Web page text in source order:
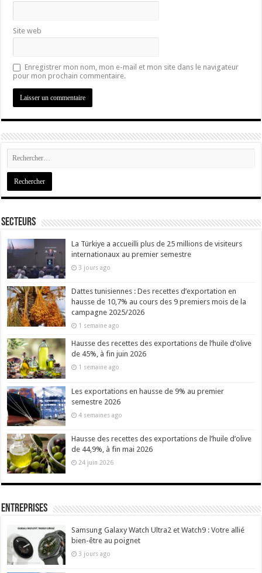
Site web
Enregistrer mon nom, mon e-mail et mon site dans le navigateur
pour mon prochain commentaire.
Secteurs
La Türkiye a accueilli plus de 25 millions de visiteurs
internationaux au premier semestre
3 jours ago
Dattes tunisiennes : Des recettes d’exportation en
hausse de 10,7% au cours des 9 premiers mois de la
campagne 2025/2026
1 semaine ago
Hausse des recettes des exportations de l’huile d’olive
de 45%, à fin juin 2026
1 semaine ago
Les exportations en hausse de 9% au premier
semestre 2026
4 semaines ago
Hausse des recettes des exportations de l’huile d’olive
de 44,9%, à fin mai 2026
24 juin 2026
Entreprises
Samsung Galaxy Watch Ultra2 et Watch9 : Votre allié
bien-être au poignet
3 jours ago